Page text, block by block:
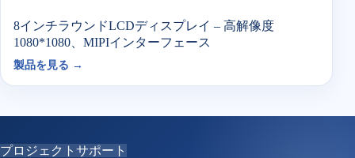
8インチラウンドLCDディスプレイ – 高解像度
1080*1080、MIPIインターフェース
製品を見る →
プロジェクトサポート